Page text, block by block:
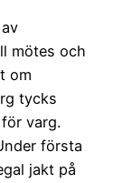
mötes och
om
tycks
varg.
första
jakt på